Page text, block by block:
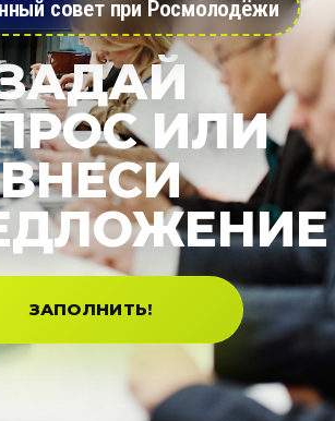
совет при Росмолодёжи
ИЛИ
ВНЕСИ
ЗАПОЛНИТЬ!